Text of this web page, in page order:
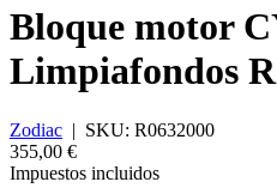
Bloque motor
Limpiafondos
Zodiac | SKU: R0632000
355,00 €
Impuestos incluidos